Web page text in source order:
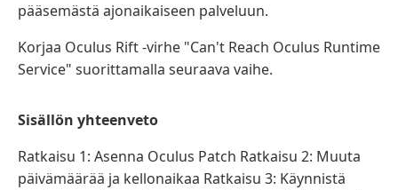
pääsemästä ajonaikaiseen palveluun.
Korjaa Oculus Rift -virhe "Can't Reach Oculus Runtime
Service" suorittamalla seuraava vaihe.
Sisällön yhteenveto
Ratkaisu 1: Asenna Oculus Patch Ratkaisu 2: Muuta
päivämäärää ja kellonaikaa Ratkaisu 3: Käynnistä